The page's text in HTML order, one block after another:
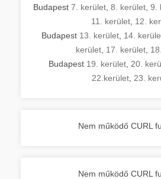
Budapest 7. kerület 8. kerület 9.
11. kerület, 12.
Budapest 13. kerület, 14.
kerület, 17. kerület,
Budapest 19. kerület, 20.
22.kerület 23.
Nem működő CURL
Nem működő CURL